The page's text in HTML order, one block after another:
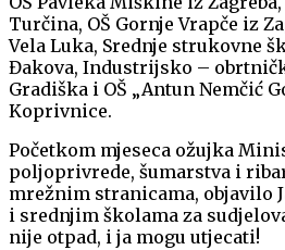
Turčina, OŠ Gornje Vrapče iz
Vela Luka, Srednje strukovne
Đakova, Industrijsko –
Gradiška i OŠ „Antun Nemčić
Koprivnice.
Početkom mjeseca ožujka
poljoprivrede, šumarstva i
mrežnim stranicama, objavilo
i srednjim školama za
nije otpad, i ja mogu utjecati!